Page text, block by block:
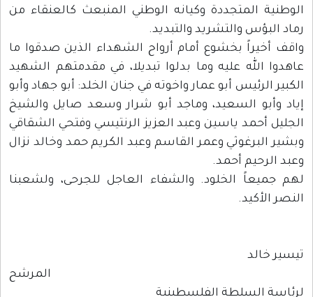
الوطنية المتجددة وكيانه الوطني المنبعث كالعنقاء من
رماد البؤس والتشريد والتبديد.
واقف أخيراً بخشوع أمام أرواح الشهداء الذين صدقوا ما
عاهدوا الله عليه وما بدلوا تبديلا، في مقدمتهم الشهيد
الكبير الرئيس أبو عمار واخوته في جنان الخلد: أبو جهاد وأبو
إياد وأبو السعيد، وماجد أبو شرار وسعد صايل والشيخ
الجليل أحمد ياسين وعبد العزيز الرنتيسي وفتحي الشقاقي
وبشير البرغوثي وعمر القاسم وعبد الكريم حمد وخالد نزال
وعبد الرحيم أحمد.
لهم جميعاً الخلود. والشفاء العاجل للجرحى، ولشعبنا
النصر الأكيد.
تيسير خالد
المرشح
لرئاسة السلطة الفلسطينية